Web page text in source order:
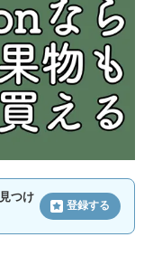
見つけ
登録する